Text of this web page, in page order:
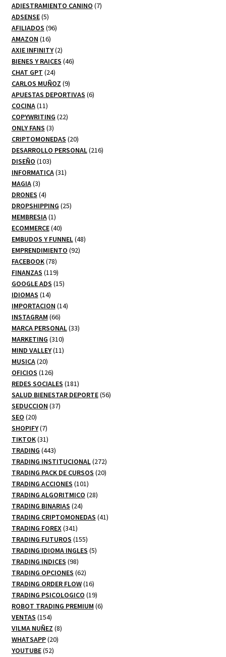
productos
ADIESTRAMIENTO CANINO 77
ADSENSE 55
productos
AFILIADOS 9696
AMAZON 1616
productos
AXIE INFINITY 22
productos
BIENES Y RAICES 4646
CHAT GPT 2424
productos
CARLOS MUÑOZ 99
productos
APUESTAS DEPORTIVAS 66
COCINA 1111
productos
COPYWRITING 2222
ONLY FANS 33
productos
CRIPTOMONEDAS 2020
productos
DESARROLLO PERSONAL 216216
DISEÑO 103103
productos
INFORMATICA 3131
MAGIA 33
productos
DRONES 44
productos
DROPSHIPPING 2525
MEMBRESIA 11
producto
ECOMMERCE 4040
productos
EMBUDOS Y FUNNEL 4848
EMPRENDIMIENTO 9292
FACEBOOK 7878
productos
FINANZAS 119119
productos
GOOGLE ADS 1515
IDIOMAS 1414
productos
IMPORTACION 1414
INSTAGRAM 6666
productos
MARCA PERSONAL 3333
MARKETING 310310
productos
MIND VALLEY 1111
MUSICA 2020
productos
OFICIOS 126126
productos
REDES SOCIALES 181181
productos
SALUD BIENESTAR DEPORTE 5656
SEDUCCION 3737
SEO 2020
productos
SHOPIFY 77
productos
TIKTOK 3131
productos
TRADING 443443
productos
TRADING INSTITUCIONAL 272272
productos
TRADING PACK DE CURSOS 2020
TRADING ACCIONES 101101
productos
TRADING ALGORITMICO 2828
TRADING BINARIAS 2424
productos
TRADING CRIPTOMONEDAS 4141
TRADING FOREX 341341
productos
TRADING FUTUROS 155155
productos
TRADING IDIOMA INGLES 55
TRADING INDICES 9898
productos
TRADING OPCIONES 6262
productos
TRADING ORDER FLOW 1616
productos
TRADING PSICOLOGICO 1919
productos
ROBOT TRADING PREMIUM 66
VENTAS 154154
productos
VILMA NUÑEZ 88
WHATSAPP 2020
YOUTUBE 5252